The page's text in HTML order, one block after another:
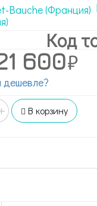
Код
600
В корзину